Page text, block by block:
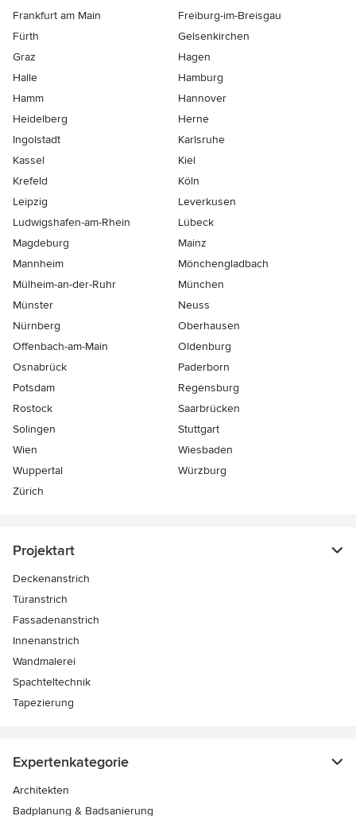
Frankfurt am Main
Freiburg-im-Breisgau
Fürth
Gelsenkirchen
Graz
Hagen
Halle
Hamburg
Hamm
Hannover
Heidelberg
Herne
Ingolstadt
Karlsruhe
Kassel
Kiel
Krefeld
Köln
Leipzig
Leverkusen
Ludwigshafen-am-Rhein
Lübeck
Magdeburg
Mainz
Mannheim
Mönchen­gladbach
Mülheim-an-der-Ruhr
München
Münster
Neuss
Nürnberg
Oberhausen
Offenbach-am-Main
Oldenburg
Osnabrück
Paderborn
Potsdam
Regensburg
Rostock
Saarbrücken
Solingen
Stuttgart
Wien
Wiesbaden
Wuppertal
Würzburg
Zürich
Projektart
Deckenanstrich
Türanstrich
Fassadenanstrich
Innenanstrich
Wandmalerei
Spachteltechnik
Tapezierung
Expertenkategorie
Architekten
Badplanung & Badsanierung